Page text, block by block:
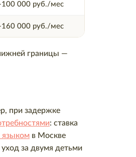
000 руб./мес
000 руб./мес
границы —
при задержке
: ставка
языком в Москве
за двумя детьми